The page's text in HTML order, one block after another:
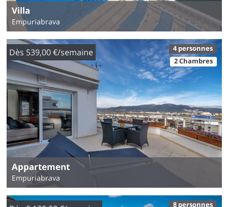
Villa
Empuriabrava
Dès 539,00 €/semaine
4 personnes
2 Chambres
Appartement
Empuriabrava
8 personnes